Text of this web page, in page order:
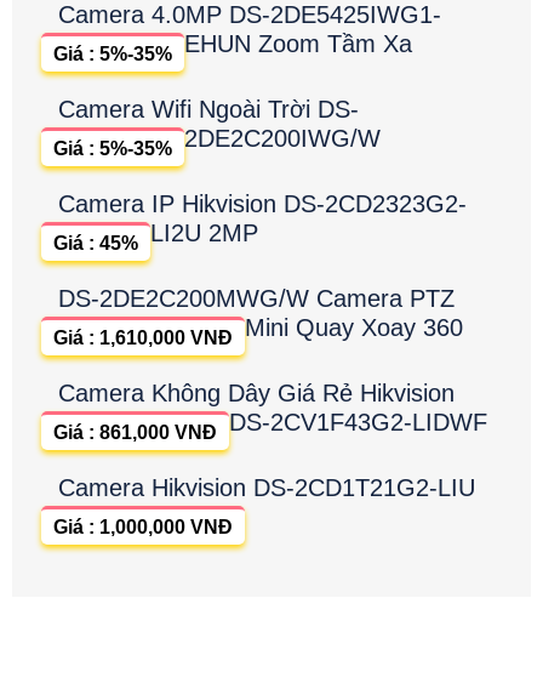
Camera 4.0MP DS-2DE5425IWG1-
EHUN Zoom Tầm Xa
Giá : 5%-35%
Camera Wifi Ngoài Trời DS-
2DE2C200IWG/W
Giá : 5%-35%
Camera IP Hikvision DS-2CD2323G2-
LI2U 2MP
Giá : 45%
DS-2DE2C200MWG/W Camera PTZ
Mini Quay Xoay 360
Giá : 1,610,000 VNĐ
Camera Không Dây Giá Rẻ Hikvision
DS-2CV1F43G2-LIDWF
Giá : 861,000 VNĐ
Camera Hikvision DS-2CD1T21G2-LIU
Giá : 1,000,000 VNĐ